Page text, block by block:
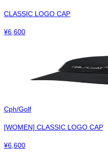
CLASSIC LOGO CAP
¥6,600
Cph/Golf
[WOMEN] CLASSIC LOGO CAP
¥6,600